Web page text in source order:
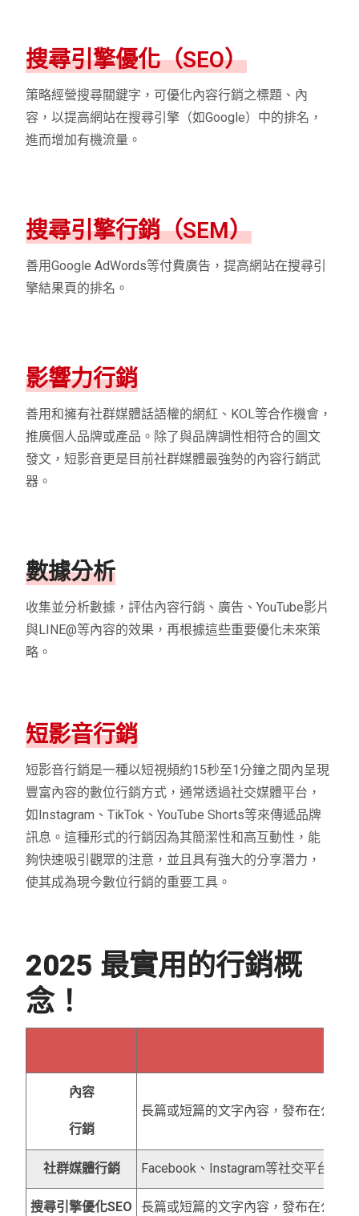
搜尋引擎優化（SEO）
策略經營搜尋關鍵字，可優化內容行銷之標題、內
容，以提高網站在搜尋引擎（如Google）中的排名，
進而增加有機流量。
搜尋引擎行銷（SEM）
善用Google AdWords等付費廣告，提高網站在搜尋引
擎結果頁的排名。
影響力行銷
善用和擁有社群媒體話語權的網紅、KOL等合作機會，
推廣個人品牌或產品。除了與品牌調性相符合的圖文
發文，短影音更是目前社群媒體最強勢的內容行銷武
器。
數據分析
收集並分析數據，評估內容行銷、廣告、YouTube影片
與LINE@等內容的效果，再根據這些重要優化未來策
略。
短影音行銷
短影音行銷是一種以短視頻約15秒至1分鐘之間內呈現
豐富內容的數位行銷方式，通常透過社交媒體平台，
如Instagram、TikTok、YouTube Shorts等來傳遞品牌
訊息。這種形式的行銷因為其簡潔性和高互動性，能
夠快速吸引觀眾的注意，並且具有強大的分享潛力，
使其成為現今數位行銷的重要工具。
2025 最實用的行銷概
念！
內容
行銷
長篇或短篇的文字內容，發布在公司
社群媒體行銷 Facebook、Instagram等社交平台發
搜尋引擎優化SEO 長篇或短篇的文字內容，發布在公司